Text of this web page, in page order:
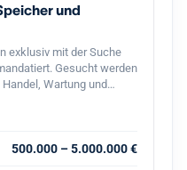
und
exklusiv mit der Suche
Gesucht werden
Wartung und
Module, Speicher,
Verkauf von Solar- / PV-
500.000 – 5.000.000 €